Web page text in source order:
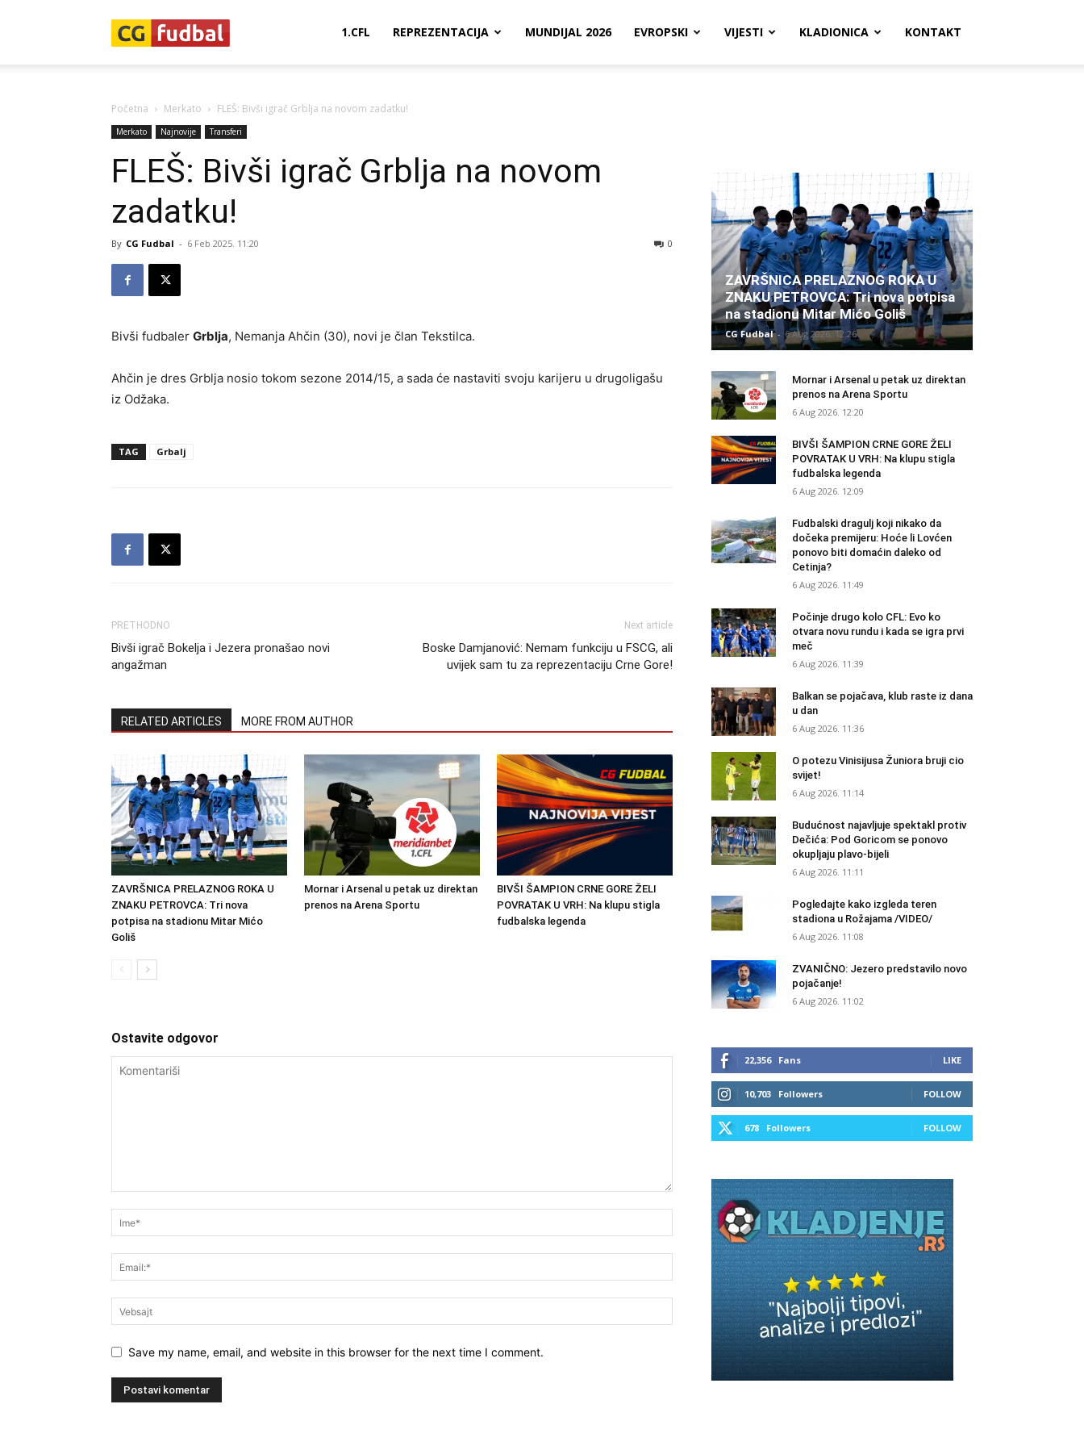
1.CFL REPREZENTACIJA MUNDIJAL 2026 EVROPSKI VIJESTI KLADIONICA KONTAKT
Početna Merkato FLEŠ: Bivši igrač Grblja na novom zadatku!
Merkato Najnovije Transferi
FLEŠ: Bivši igrač Grblja na novom
zadatku!
By CG Fudbal - 6 Feb 2025. 11:20 0
Bivši fudbaler Grblja, Nemanja Ahčin (30), novi je član Tekstilca.
Ahčin je dres Grblja nosio tokom sezone 2014/15, a sada će nastaviti svoju karijeru u drugoligašu
iz Odžaka.
TAG Grbalj
PRETHODNO
Bivši igrač Bokelja i Jezera pronašao novi
angažman
Next article
Boske Damjanović: Nemam funkciju u FSCG, ali
uvijek sam tu za reprezentaciju Crne Gore!
RELATED ARTICLES MORE FROM AUTHOR
ZAVRŠNICA PRELAZNOG ROKA U
ZNAKU PETROVCA: Tri nova
potpisa na stadionu Mitar Mićo
Goliš
Mornar i Arsenal u petak uz direktan
prenos na Arena Sportu
BIVŠI ŠAMPION CRNE GORE ŽELI
POVRATAK U VRH: Na klupu stigla
fudbalska legenda
Ostavite odgovor
Save my name, email, and website in this browser for the next time I comment.
ZAVRŠNICA PRELAZNOG ROKA U
ZNAKU PETROVCA: Tri nova potpisa
na stadionu Mitar Mićo Goliš
CG Fudbal - 6 Aug 2026. 12:26
Mornar i Arsenal u petak uz direktan
prenos na Arena Sportu
6 Aug 2026. 12:20
BIVŠI ŠAMPION CRNE GORE ŽELI
POVRATAK U VRH: Na klupu stigla
fudbalska legenda
6 Aug 2026. 12:09
Fudbalski dragulj koji nikako da
dočeka premijeru: Hoće li Lovćen
ponovo biti domaćin daleko od
Cetinja?
6 Aug 2026. 11:49
Počinje drugo kolo CFL: Evo ko
otvara novu rundu i kada se igra prvi
meč
6 Aug 2026. 11:39
Balkan se pojačava, klub raste iz dana
u dan
6 Aug 2026. 11:36
O potezu Vinisijusa Žuniora bruji cio
svijet!
6 Aug 2026. 11:14
Budućnost najavljuje spektakl protiv
Dečića: Pod Goricom se ponovo
okupljaju plavo-bijeli
6 Aug 2026. 11:11
Pogledajte kako izgleda teren
stadiona u Rožajama /VIDEO/
6 Aug 2026. 11:08
ZVANIČNO: Jezero predstavilo novo
pojačanje!
6 Aug 2026. 11:02
22,356 Fans LIKE
10,703 Followers FOLLOW
678 Followers FOLLOW